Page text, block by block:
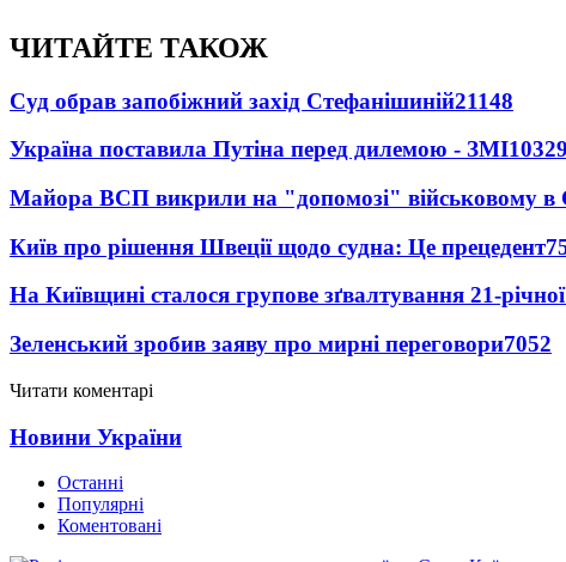
ЧИТАЙТЕ ТАКОЖ
Суд обрав запобіжний захід Стефанішиній21148
Україна поставила Путіна перед дилемою - ЗМІ10329
Майора ВСП викрили на "допомозі" військовому в
Київ про рішення Швеції щодо судна: Це прецедент
На Київщині сталося групове зґвалтування 21-
Зеленський зробив заяву про мирні переговори7052
Читати коментарі
Новини України
Останні
Популярні
Коментовані